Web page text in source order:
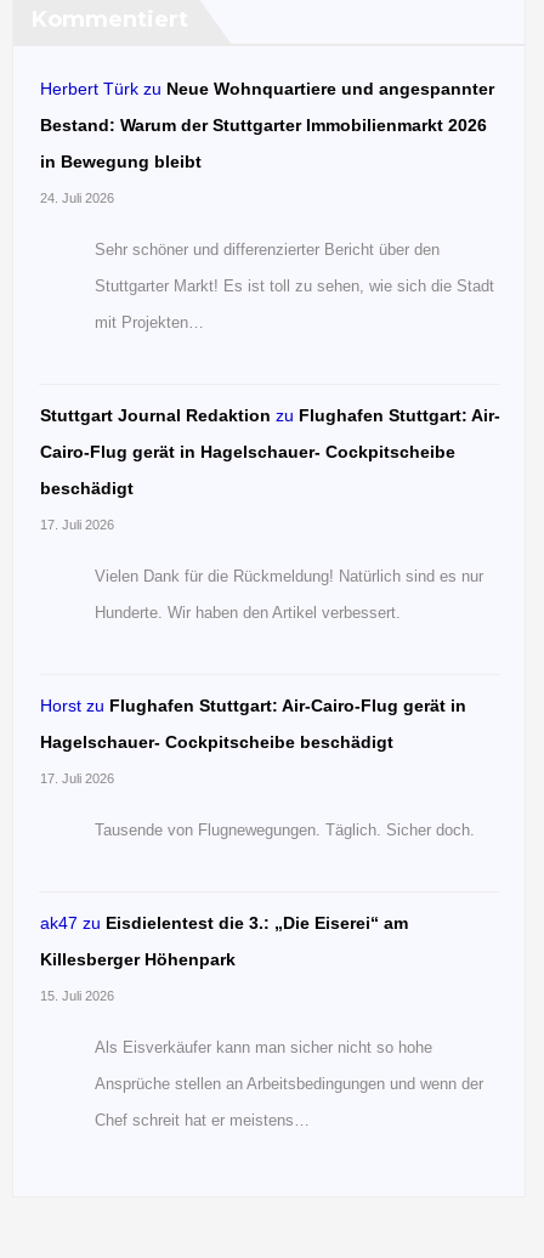
Herbert Türk zu Neue Wohnquartiere und angespannter
Bestand: Warum der Stuttgarter Immobilienmarkt 2026
in Bewegung bleibt
24. Juli 2026
Sehr schöner und differenzierter Bericht über den
Stuttgarter Markt! Es ist toll zu sehen, wie sich die Stadt
mit Projekten…
Stuttgart Journal Redaktion zu Flughafen Stuttgart: Air-
Cairo-Flug gerät in Hagelschauer- Cockpitscheibe
beschädigt
17. Juli 2026
Vielen Dank für die Rückmeldung! Natürlich sind es nur
Hunderte. Wir haben den Artikel verbessert.
Horst zu Flughafen Stuttgart: Air-Cairo-Flug gerät in
Hagelschauer- Cockpitscheibe beschädigt
17. Juli 2026
Tausende von Flugnewegungen. Täglich. Sicher doch.
ak47 zu Eisdielentest die 3.: „Die Eiserei“ am
Killesberger Höhenpark
15. Juli 2026
Als Eisverkäufer kann man sicher nicht so hohe
Ansprüche stellen an Arbeitsbedingungen und wenn der
Chef schreit hat er meistens…